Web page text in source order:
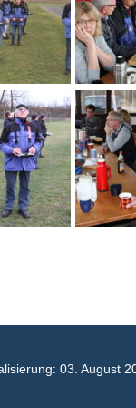
03. August